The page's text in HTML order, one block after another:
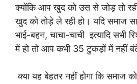
क्योंकि आप खुद को उस से जोड़ तो
खुद को तोड़े ले रही हो। यदि समाज
भाई-बहन, चाचा-चाची इत्यादि सभी
में हो तो आप कभी 35 टुकड़ों में नहीं
क्या यह बेहतर नहीं होगा कि समाज